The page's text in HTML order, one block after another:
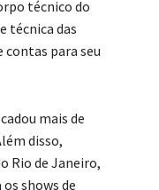
técnico do
técnica das
para seu
mais de
disso,
Rio de Janeiro,
shows de